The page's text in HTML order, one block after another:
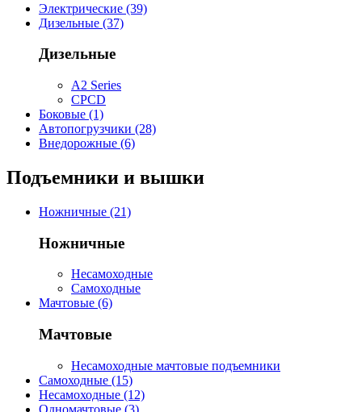
Электрические (39)
Дизельные (37)
Дизельные
A2 Series
CPCD
Боковые (1)
Автопогрузчики (28)
Внедорожные (6)
Подъемники и вышки
Ножничные (21)
Ножничные
Несамоходные
Самоходные
Мачтовые (6)
Мачтовые
Несамоходные мачтовые подъемники
Самоходные (15)
Несамоходные (12)
Одномачтовые (3)